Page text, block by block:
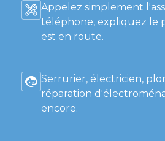
Appelez simplement
téléphone, expliquez le
est en route.
Serrurier, électricien,
réparation
encore.